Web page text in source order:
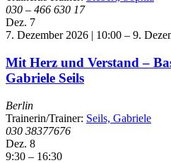
030 – 466 630 17
Dez. 7
7. Dezember 2026 | 10:00 – 9.
Mit Herz und Verstand –
Gabriele Seils
Berlin
Trainerin/Trainer: Seils, Gabriele
030 38377676
Dez. 8
9:30 – 16:30